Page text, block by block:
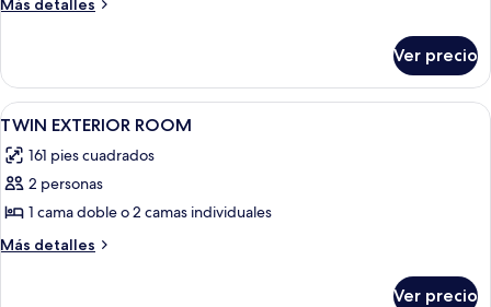
Más detalles
STANDARD
Ver precio
Abrir
todas
las
fotos
de
TWIN
Habitación de hotel con dos camas,
1
TWIN EXTERIOR ROOM
161 pies cuadrados
2 personas
1 cama doble o 2 camas individuales
Más detalles
Más
Ver precio